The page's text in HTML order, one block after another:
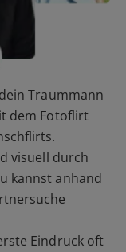
Traummann
dem Fotoflirt
visuell durch
kannst anhand
Eindruck oft